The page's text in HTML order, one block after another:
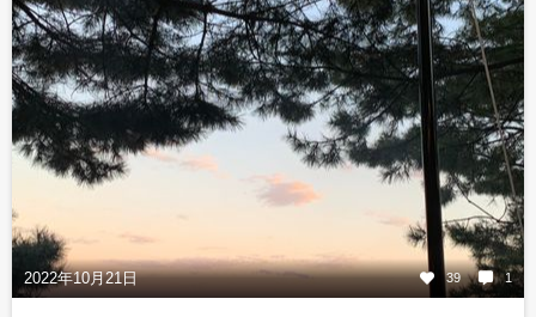
2022年10月21日 39 1